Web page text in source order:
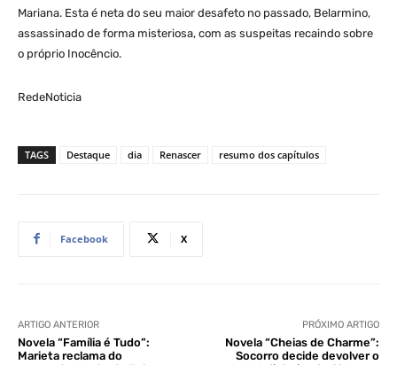
Mariana. Esta é neta do seu maior desafeto no passado, Belarmino,
assassinado de forma misteriosa, com as suspeitas recaindo sobre
o próprio Inocêncio.
RedeNoticia
TAGS Destaque dia Renascer resumo dos capítulos
Facebook X
ARTIGO ANTERIOR
Novela “Família é Tudo”:
Marieta reclama do
PRÓXIMO ARTIGO
Novela “Cheias de Charme”:
Socorro decide devolver o